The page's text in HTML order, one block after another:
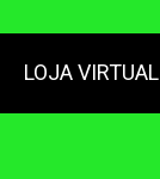
LOJA VIRTUAL